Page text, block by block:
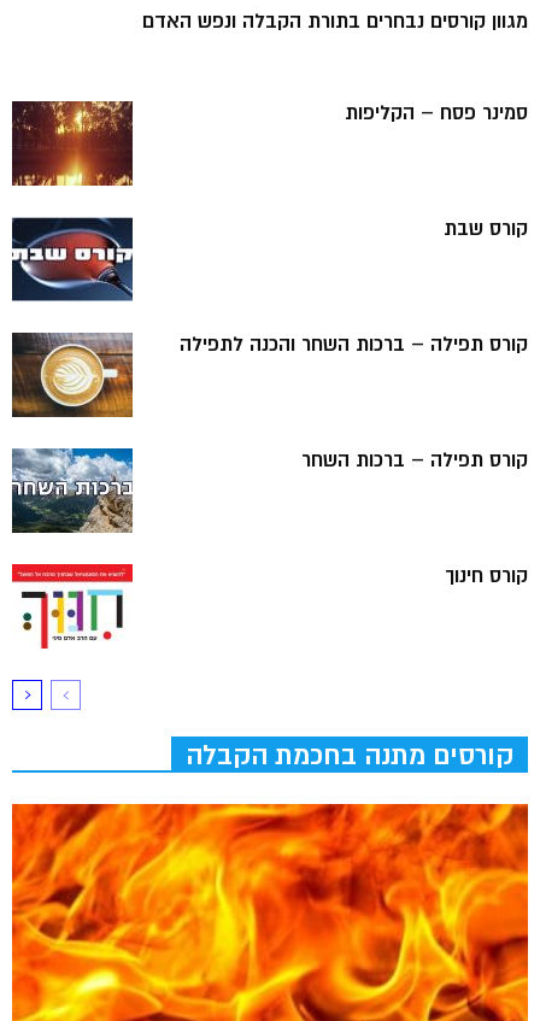
מגוון קורסים נבחרים בתורת הקבלה ונפש האדם
סמינר פסח – הקליפות
קורס שבת
קורס תפילה – ברכות השחר והכנה לתפילה
קורס תפילה – ברכות השחר
קורס חינוך
קורסים מתנה בחכמת הקבלה